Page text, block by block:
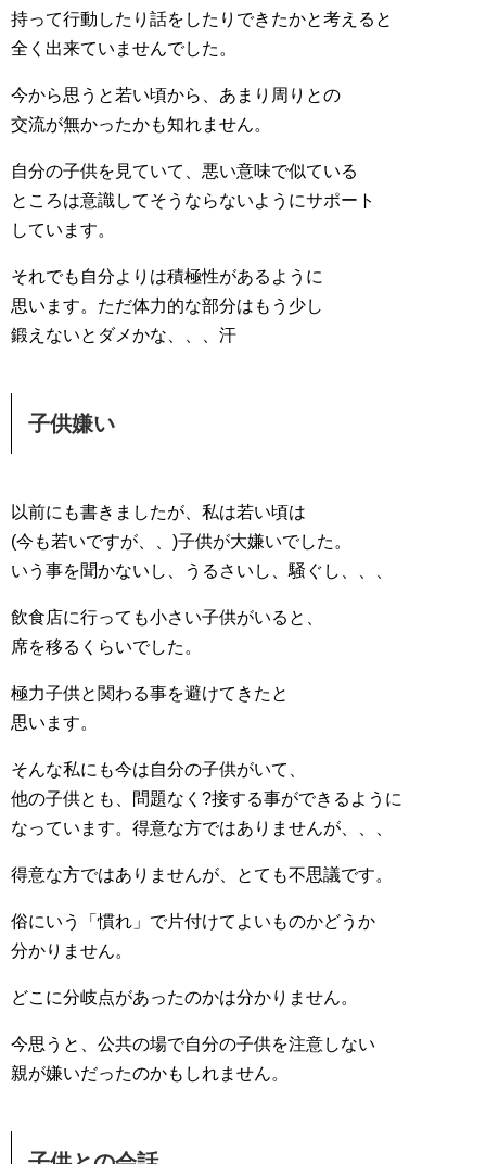
持って行動したり話をしたりできたかと考えると
全く出来ていませんでした。
今から思うと若い頃から、あまり周りとの
交流が無かったかも知れません。
自分の子供を見ていて、悪い意味で似ている
ところは意識してそうならないようにサポート
しています。
それでも自分よりは積極性があるように
思います。ただ体力的な部分はもう少し
鍛えないとダメかな、、、汗
子供嫌い
以前にも書きましたが、私は若い頃は
(今も若いですが、、)子供が大嫌いでした。
いう事を聞かないし、うるさいし、騒ぐし、、、
飲食店に行っても小さい子供がいると、
席を移るくらいでした。
極力子供と関わる事を避けてきたと
思います。
そんな私にも今は自分の子供がいて、
他の子供とも、問題なく?接する事ができるように
なっています。得意な方ではありませんが、、、
得意な方ではありませんが、とても不思議です。
俗にいう「慣れ」で片付けてよいものかどうか
分かりません。
どこに分岐点があったのかは分かりません。
今思うと、公共の場で自分の子供を注意しない
親が嫌いだったのかもしれません。